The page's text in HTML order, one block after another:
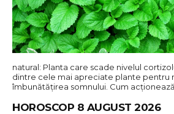
natural: Planta care scade nivelul
dintre cele mai apreciate plante pentru
îmbunătățirea somnului. Cum
HOROSCOP 8 AUGUST 2026